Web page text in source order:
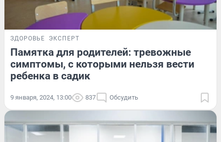
ЗДОРОВЬЕ ЭКСПЕРТ
Памятка для родителей: тревожные
симптомы, с которыми нельзя вести
ребенка в садик
9 января, 2024, 13:00 837 Обсудить